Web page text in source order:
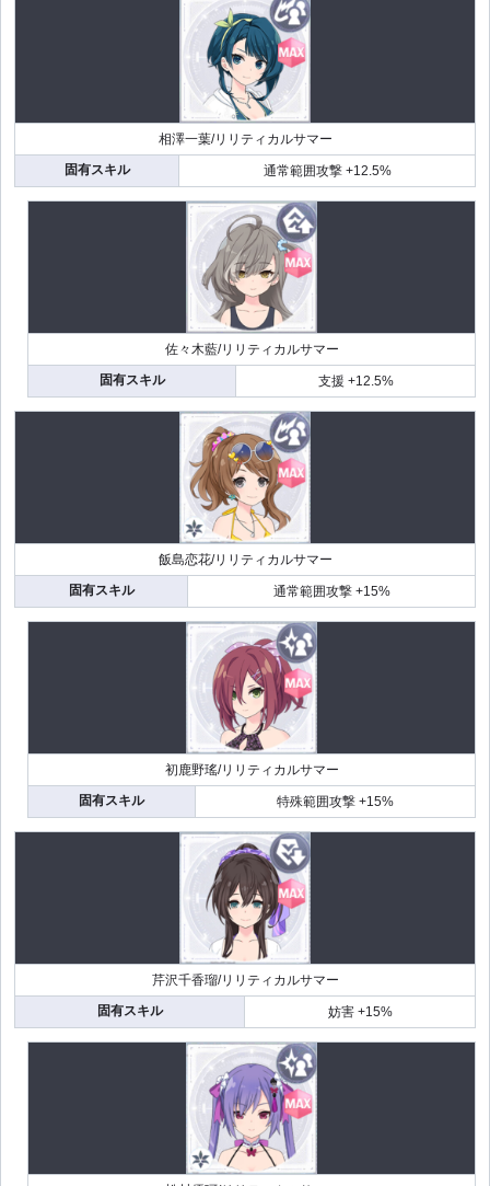
相澤一葉/リリティカルサマー
固有スキル
通常範囲攻撃 +12.5%
佐々木藍/リリティカルサマー
固有スキル
支援 +12.5%
飯島恋花/リリティカルサマー
固有スキル
通常範囲攻撃 +15%
初鹿野瑤/リリティカルサマー
固有スキル
特殊範囲攻撃 +15%
芹沢千香瑠/リリティカルサマー
固有スキル
妨害 +15%